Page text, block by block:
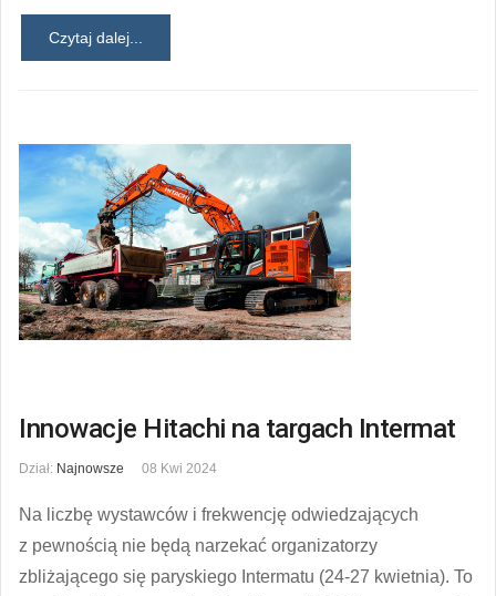
Czytaj dalej...
Innowacje Hitachi na targach Intermat
Dział: Najnowsze 08 Kwi 2024
Na liczbę wystawców i frekwencję odwiedzających
z pewnością nie będą narzekać organizatorzy
zbliżającego się paryskiego Intermatu (24-27 kwietnia). To